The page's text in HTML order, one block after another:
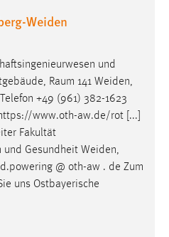
Weiden
und
Raum 141 Weiden,
+49 (961) 382-1623
www.oth-aw.de/rot [...]
Fakultät
Gesundheit Weiden,
@ oth-aw . de Zum
uns Ostbayerische
Sprache der Website.
mibew_locale, mibew-